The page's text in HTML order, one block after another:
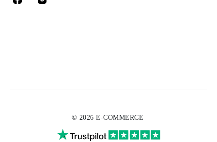
© 2026 E-COMMERCE